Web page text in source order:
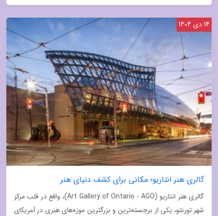
گالری هنر انتاریو؛ مکانی برای کشف دنیای هنر
گالری هنر انتاریو (Art Gallery of Ontario - AGO)، واقع در قلب مرکز
شهر تورنتو، یکی از برجسته‌ترین و بزرگترین موزه‌های هنری در آمریکای
14 دی 1404